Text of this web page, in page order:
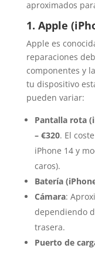
aproximados
1. Apple
Apple es
reparaciones
componentes y
tu dispositivo
pueden variar:
Pantalla rota
– €320. El
iPhone 14 y
caros).
Batería
Cámara:
dependiendo
trasera.
Puerto de